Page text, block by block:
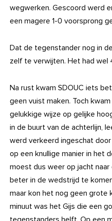
wegwerken. Gescoord werd
een magere 1-0 voorsprong
Dat de tegenstander nog in
zelf te verwijten. Het had wel
Na rust kwam SDOUC iets
geen vuist maken. Toch
gelukkige wijze op gelijke
in de buurt van de achterlijn,
werd verkeerd ingeschat
op een knullige manier in het
moest dus weer op jacht
beter in de wedstrijd te
maar kon het nog geen grote
minuut was het Gijs die een